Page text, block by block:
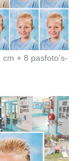
cm + 8 pasfoto's-